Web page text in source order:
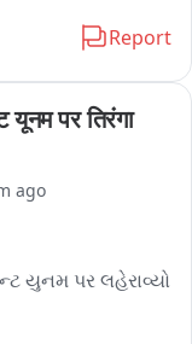
अद्याप स्पष्ट झाले
Report
यूनम पर तिरंगा
ago
યુનમ પર લહેરાવ્યો